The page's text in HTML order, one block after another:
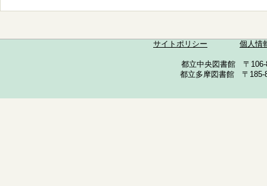
サイトポリシー 個人情
都立中央図書館 〒
都立多摩図書館 〒185-